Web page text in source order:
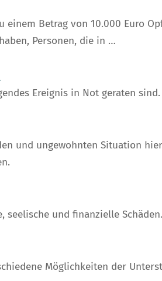
Betrag von 10.000 Euro
Personen, die in …
Ereignis in Not geraten sind.
und ungewohnten Situation
und finanzielle Schäden.
Möglichkeiten der